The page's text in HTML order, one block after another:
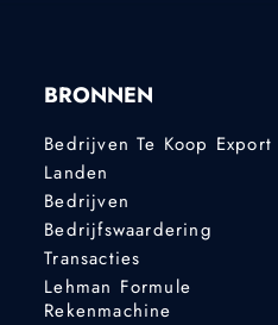
BRONNEN
Bedrijven Te Koop Export
Landen
Bedrijven
Bedrijfswaardering
Transacties
Lehman Formule
Rekenmachine